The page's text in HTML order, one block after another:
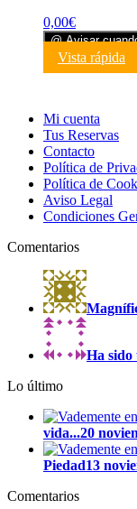
0,00€
@ Avisar
Vista rápida
Mi cuenta
Tus Reservas
Contacto
Política de
Política de
Aviso Legal
Condiciones
Comentarios
Ha sido
Lo último
vida...20
Piedad13
Comentarios